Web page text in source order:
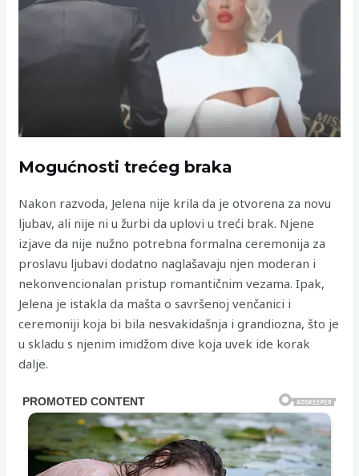
Mogućnosti trećeg braka
Nakon razvoda, Jelena nije krila da je otvorena za novu
ljubav, ali nije ni u žurbi da uplovi u treći brak. Njene
izjave da nije nužno potrebna formalna ceremonija za
proslavu ljubavi dodatno naglašavaju njen moderan i
nekonvencionalan pristup romantičnim vezama. Ipak,
Jelena je istakla da mašta o savršenoj venčanici i
ceremoniji koja bi bila nesvakidašnja i grandiozna, što je
u skladu s njenim imidžom dive koja uvek ide korak
dalje.